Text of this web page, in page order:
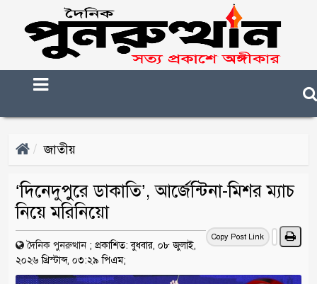
জাতীয়
‘দিনেদুপুরে ডাকাতি’, আর্জেন্টিনা-মিশর ম্যাচ
নিয়ে মরিনিয়ো
Copy Post Link
দৈনিক পুনরুত্থান ; প্রকাশিত: বুধবার, ০৮ জুলাই,
২০২৬ খ্রিস্টাব্দ, ০৩:২৯ পিএম;